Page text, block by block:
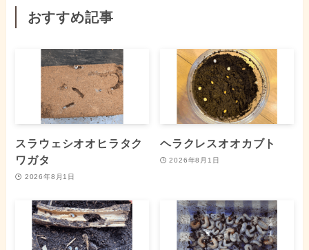
おすすめ記事
スラウェシオオヒラタク
ワガタ
2026年8月1日
ヘラクレスオオカブト
2026年8月1日